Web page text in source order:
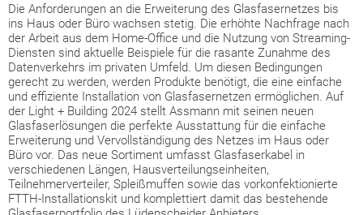
Die Anforderungen an die Erweiterung des Glasfasernetzes bis
ins Haus oder Büro wachsen stetig. Die erhöhte Nachfrage nach
der Arbeit aus dem Home-Office und die Nutzung von Streaming-
Diensten sind aktuelle Beispiele für die rasante Zunahme des
Datenverkehrs im privaten Umfeld. Um diesen Bedingungen
gerecht zu werden, werden Produkte benötigt, die eine einfache
und effiziente Installation von Glasfasernetzen ermöglichen. Auf
der Light + Building 2024 stellt Assmann mit seinen neuen
Glasfaserlösungen die perfekte Ausstattung für die einfache
Erweiterung und Vervollständigung des Netzes im Haus oder
Büro vor. Das neue Sortiment umfasst Glasfaserkabel in
verschiedenen Längen, Hausverteilungseinheiten,
Teilnehmerverteiler, Spleißmuffen sowie das vorkonfektionierte
FTTH-Installationskit und komplettiert damit das bestehende